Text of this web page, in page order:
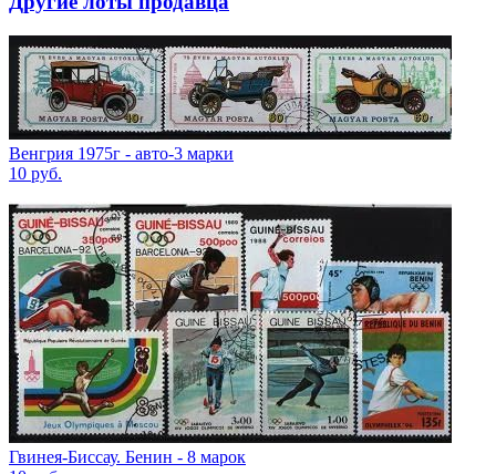
Венгрия 1975г - авто-3 марки
10 руб.
Гвинея-Биссау. Бенин - 8 марок